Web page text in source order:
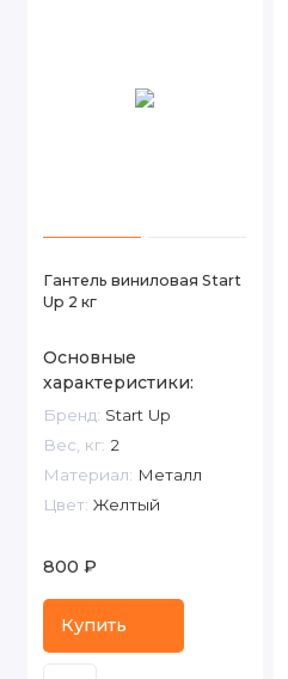
Гантель виниловая Start
Up 2 кг
Основные
характеристики:
Бренд: Start Up
Вес, кг: 2
Материал: Металл
Цвет: Желтый
800 ₽
Купить